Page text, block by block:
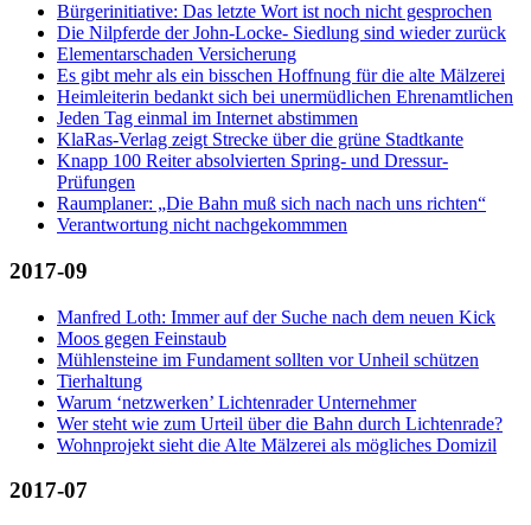
Bürgerinitiative: Das letzte Wort ist noch nicht gesprochen
Die Nilpferde der John-Locke- Siedlung sind wieder zurück
Elementarschaden Versicherung
Es gibt mehr als ein bisschen Hoffnung für die alte Mälzerei
Heimleiterin bedankt sich bei unermüdlichen Ehrenamtlichen
Jeden Tag einmal im Internet abstimmen
KlaRas-Verlag zeigt Strecke über die grüne Stadtkante
Knapp 100 Reiter absolvierten Spring- und Dressur-
Prüfungen
Raumplaner: „Die Bahn muß sich nach nach uns richten“
Verantwortung nicht nachgekommmen
2017-09
Manfred Loth: Immer auf der Suche nach dem neuen Kick
Moos gegen Feinstaub
Mühlensteine im Fundament sollten vor Unheil schützen
Tierhaltung
Warum ‘netzwerken’ Lichtenrader Unternehmer
Wer steht wie zum Urteil über die Bahn durch Lichtenrade?
Wohnprojekt sieht die Alte Mälzerei als mögliches Domizil
2017-07